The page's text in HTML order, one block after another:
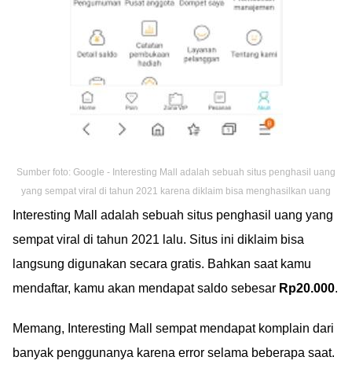
Sumber foto: Google - Interesting Mall adalah sebuah situs penghasil uang
yang sempat viral di tahun 2021 karena diklaim bisa menghasilkan uang
Interesting Mall adalah sebuah situs penghasil uang yang
sempat viral di tahun 2021 lalu. Situs ini diklaim bisa
langsung digunakan secara gratis. Bahkan saat kamu
mendaftar, kamu akan mendapat saldo sebesar Rp20.000.
Memang, Interesting Mall sempat mendapat komplain dari
banyak penggunanya karena error selama beberapa saat.